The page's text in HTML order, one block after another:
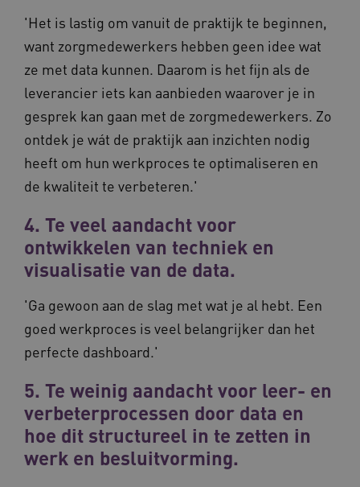
'Het is lastig om vanuit de praktijk te beginnen,
want zorgmedewerkers hebben geen idee wat
ze met data kunnen. Daarom is het fijn als de
leverancier iets kan aanbieden waarover je in
gesprek kan gaan met de zorgmedewerkers. Zo
ontdek je wát de praktijk aan inzichten nodig
heeft om hun werkproces te optimaliseren en
de kwaliteit te verbeteren.'
4. Te veel aandacht voor
ontwikkelen van techniek en
visualisatie van de data.
'Ga gewoon aan de slag met wat je al hebt. Een
goed werkproces is veel belangrijker dan het
perfecte dashboard.'
5. Te weinig aandacht voor leer- en
verbeterprocessen door data en
hoe dit structureel in te zetten in
werk en besluitvorming.
vilans.blueconic.net
__Secure-YNID .youtube.com
FPLC .waardigheidentrots.nl
Naam Provider/Domein
_ga
Google LLC
.waardigheidentrots.nl
Naam Provider/Domein
FPID
Google
.waardigheidentrots.nl